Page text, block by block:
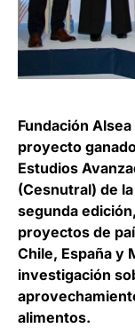
Fundación
proyecto
Estudios
(Cesnutral) de la
segunda
proyectos de
Chile, España y
investigación
alimentos.